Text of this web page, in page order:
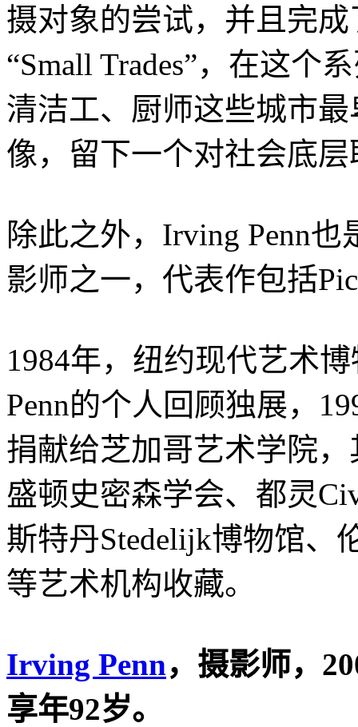
摄对象的尝试，并且完
“Small Trades”，在这个
清洁工、厨师这些城市
像，留下一个对社会底
除此之外，Irving Penn
影师之一，代表作包括
1984年，纽约现代艺术
Penn的个人回顾独展，
捐献给芝加哥艺术学院
盛顿史密森学会、都灵
斯特丹Stedelijk博物馆、
等艺术机构收藏。
Irving Penn，摄影师，
享年92岁。